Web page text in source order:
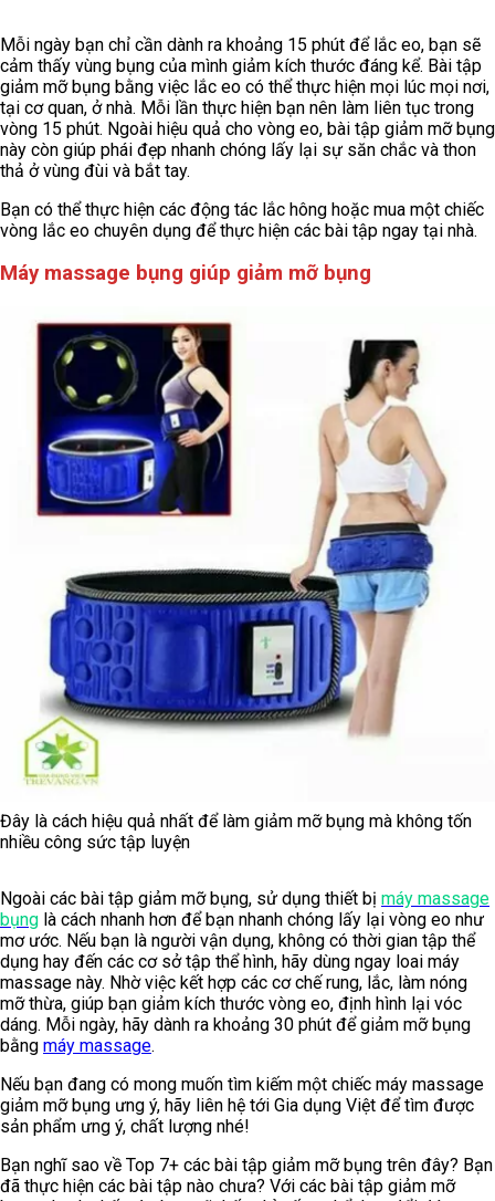
Mỗi ngày bạn chỉ cần dành ra khoảng 15 phút để lắc eo, bạn sẽ
cảm thấy vùng bụng của mình giảm kích thước đáng kể. Bài tập
giảm mỡ bụng bằng việc lắc eo có thể thực hiện mọi lúc mọi nơi,
tại cơ quan, ở nhà. Mỗi lần thực hiện bạn nên làm liên tục trong
vòng 15 phút. Ngoài hiệu quả cho vòng eo, bài tập giảm mỡ bụng
này còn giúp phái đẹp nhanh chóng lấy lại sự săn chắc và thon
thả ở vùng đùi và bắt tay.
Bạn có thể thực hiện các động tác lắc hông hoặc mua một chiếc
vòng lắc eo chuyên dụng để thực hiện các bài tập ngay tại nhà.
Máy massage bụng giúp giảm mỡ bụng
Đây là cách hiệu quả nhất để làm giảm mỡ bụng mà không tốn
nhiều công sức tập luyện
Ngoài các bài tập giảm mỡ bụng, sử dụng thiết bị máy massage
bụng là cách nhanh hơn để bạn nhanh chóng lấy lại vòng eo như
mơ ước. Nếu bạn là người vận dụng, không có thời gian tập thể
dụng hay đến các cơ sở tập thể hình, hãy dùng ngay loai máy
massage này. Nhờ việc kết hợp các cơ chế rung, lắc, làm nóng
mỡ thừa, giúp bạn giảm kích thước vòng eo, định hình lại vóc
dáng. Mỗi ngày, hãy dành ra khoảng 30 phút để giảm mỡ bụng
bằng máy massage.
Nếu bạn đang có mong muốn tìm kiếm một chiếc máy massage
giảm mỡ bụng ưng ý, hãy liên hệ tới Gia dụng Việt để tìm được
sản phẩm ưng ý, chất lượng nhé!
Bạn nghĩ sao về Top 7+ các bài tập giảm mỡ bụng trên đây? Bạn
đã thực hiện các bài tập nào chưa? Với các bài tập giảm mỡ